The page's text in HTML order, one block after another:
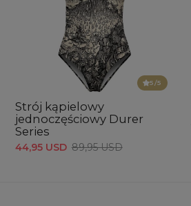
5/5
Strój kąpielowy
jednoczęściowy Durer
Series
44,95 USD 89,95 USD